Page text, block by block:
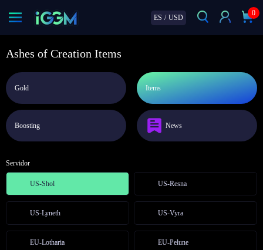
ES / USD
0
Ashes of Creation Items
Gold Items
Boosting News
Servidor
US-Shol US-Resna
US-Lyneth US-Vyra
EU-Lotharia EU-Pelune